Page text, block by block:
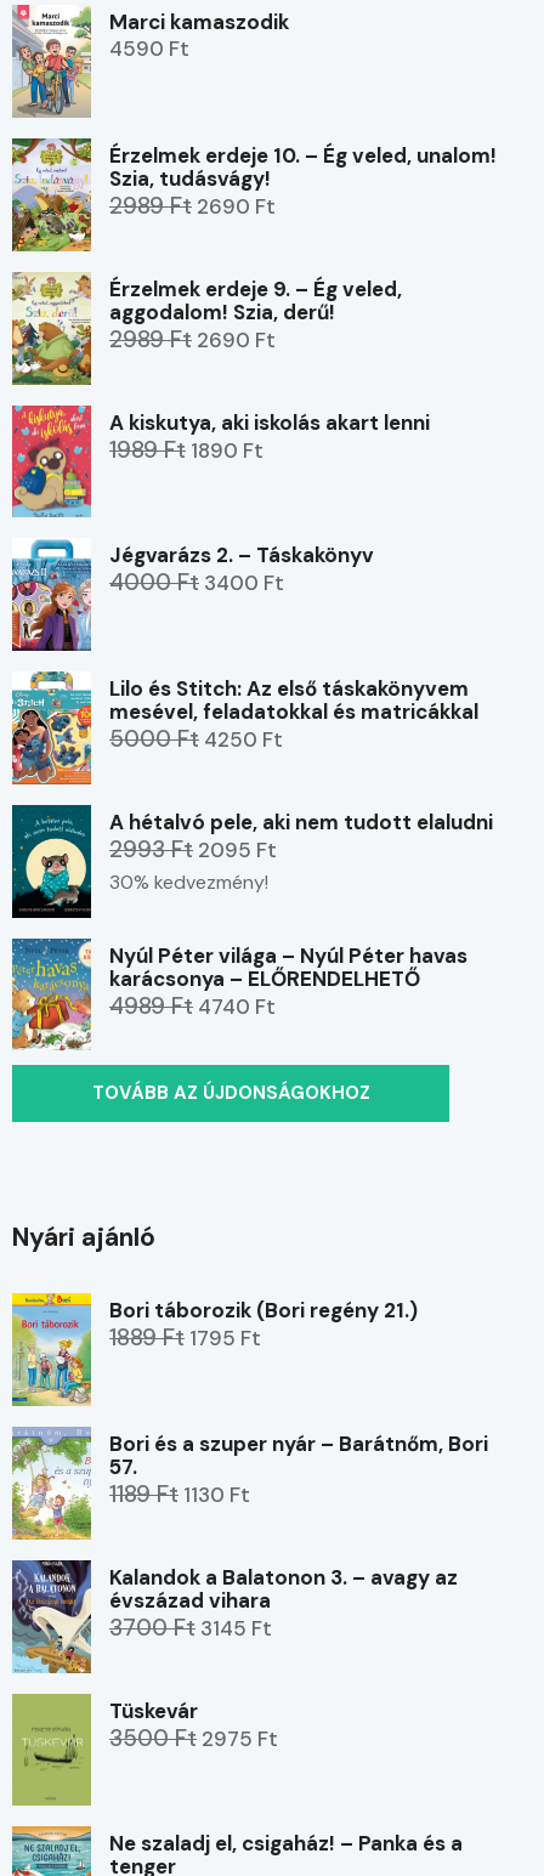
Marci kamaszodik
4590 Ft
Érzelmek erdeje 10. – Ég veled, unalom!
Szia, tudásvágy!
2989 Ft 2690 Ft
Érzelmek erdeje 9. – Ég veled,
aggodalom! Szia, derű!
2989 Ft 2690 Ft
A kiskutya, aki iskolás akart lenni
1989 Ft 1890 Ft
Jégvarázs 2. – Táskakönyv
4000 Ft 3400 Ft
Lilo és Stitch: Az első táskakönyvem
mesével, feladatokkal és matricákkal
5000 Ft 4250 Ft
A hétalvó pele, aki nem tudott elaludni
2993 Ft 2095 Ft
30% kedvezmény!
Nyúl Péter világa – Nyúl Péter havas
karácsonya – ELŐRENDELHETŐ
4989 Ft 4740 Ft
TOVÁBB AZ ÚJDONSÁGOKHOZ
Nyári ajánló
Bori táborozik (Bori regény 21.)
1889 Ft 1795 Ft
Bori és a szuper nyár – Barátnőm, Bori
57.
1189 Ft 1130 Ft
Kalandok a Balatonon 3. – avagy az
évszázad vihara
3700 Ft 3145 Ft
Tüskevár
3500 Ft 2975 Ft
Ne szaladj el, csigaház! – Panka és a
tenger